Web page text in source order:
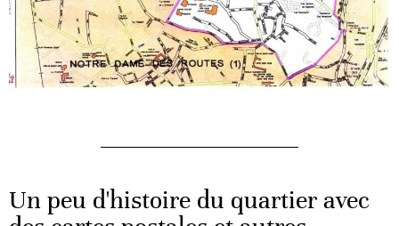
Un peu d'histoire du quartier avec